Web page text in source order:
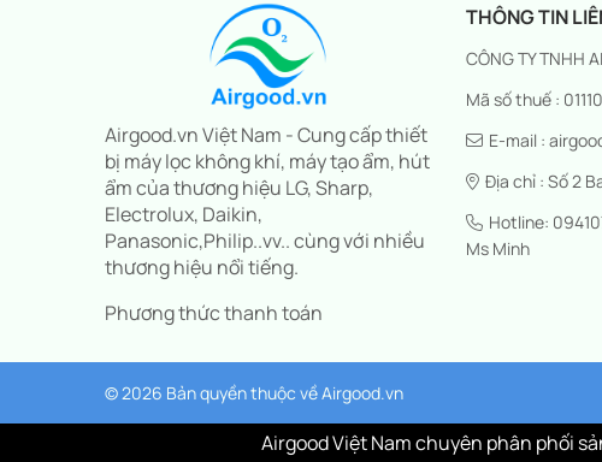
Airgood.vn Việt Nam - Cung cấp thiết
bị máy lọc không khí, máy tạo ẩm, hút
ẩm của thương hiệu LG, Sharp,
Electrolux, Daikin,
Panasonic,Philip..vv.. cùng với nhiều
thương hiệu nổi tiếng.
Phương thức thanh toán
THÔNG TIN
CÔNG TY TNHH
Mã số thuế :
E-mail :
Địa chỉ : Số 2
Hotline:
Ms Minh
© 2026 Bản quyền thuộc vềAirgood.vn
Airgood Việt Nam chuyên phân phối